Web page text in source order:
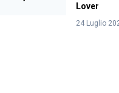
Lover
24 Luglio